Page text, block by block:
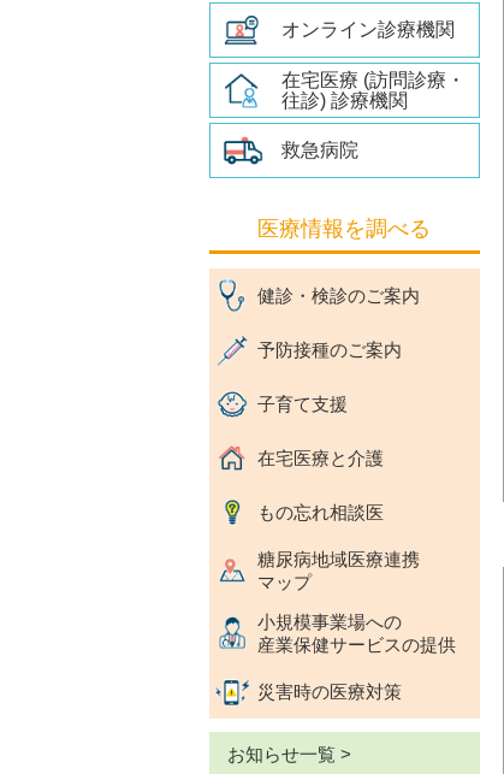
オンライン診療機関
在宅医療 (訪問診療・
往診) 診療機関
救急病院
医療情報を調べる
健診・検診のご案内
予防接種のご案内
子育て支援
在宅医療と介護
もの忘れ相談医
糖尿病地域医療連携
マップ
小規模事業場への
産業保健サービスの提供
災害時の医療対策
お知らせ一覧 >